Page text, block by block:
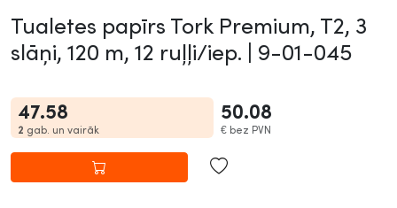
Tualetes papīrs Tork Premium, T2, 3
slāņi, 120 m, 12 ruļļi/iep. | 9-01-045
47.58
2 gab. un vairāk
50.08
€ bez PVN